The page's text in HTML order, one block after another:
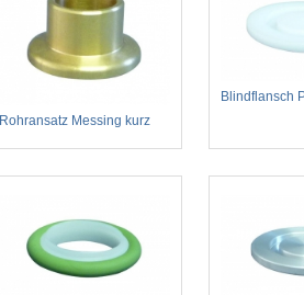
Rohransatz Messing kurz
Blindflansch